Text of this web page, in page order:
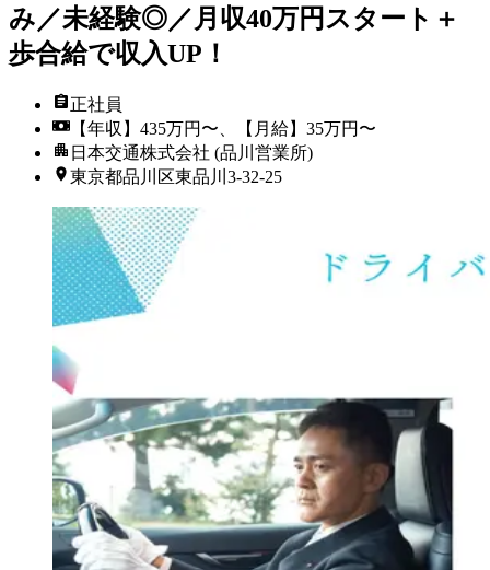
み／未経験◎／月収40万円スタート＋
歩合給で収入UP！
正社員
【年収】435万円〜、【月給】35万円〜
日本交通株式会社 (品川営業所)
東京都品川区東品川3-32-25